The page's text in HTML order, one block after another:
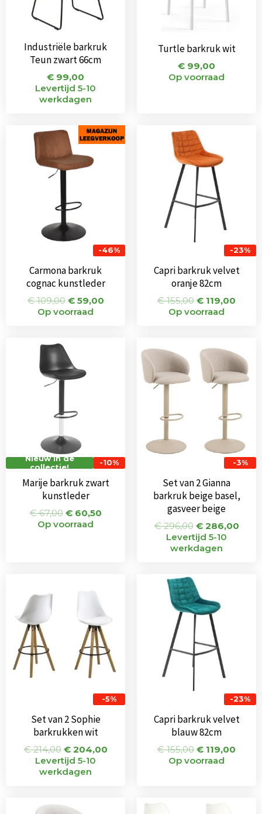
Industriële barkruk
Teun zwart 66cm
€ 99,00
Levertijd 5-10
werkdagen
Turtle barkruk wit
€ 99,00
Op voorraad
-46%
Carmona barkruk
cognac kunstleder
€109,00
Oorspronkelijke
prijs
was:
€ 109,00.
€59,00
Huidige
prijs
Op voorraad
-23%
Capri barkruk velvet
oranje 82cm
€155,00
prijs
was:
€ 155,00.
€ 119,00
Op voorraad
-10%
Nieuw in de
collectie!
Marije barkruk zwart
kunstleder
€67,00
prijs
was:
€ 67,00.
€60,50
Op voorraad
-3%
Set van 2 Gianna
barkruk beige basel,
gasveer beige
€296,00
prijs
was:
€ 296,00.
€286,00
prijs
is:
€
Levertijd 5-10
werkdagen
-5%
Set van 2 Sophie
barkrukken wit
€214,00
€ 214,00.
€204,00
Levertijd 5-10
werkdagen
-23%
Capri barkruk velvet
blauw 82cm
€155,00
prijs
was:
€ 155,00.
€ 119,00
Op voorraad